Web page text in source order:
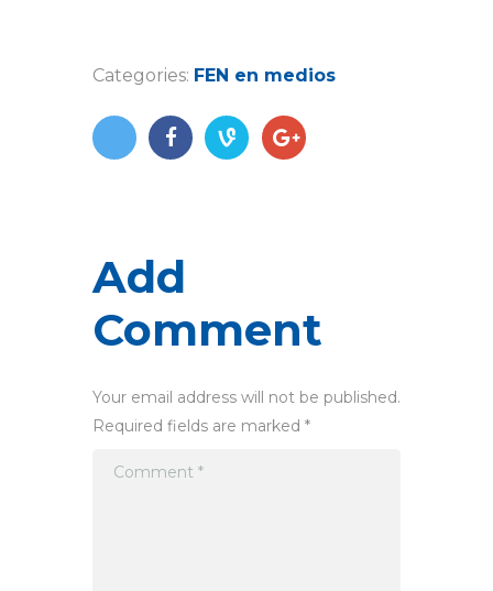
Categories: FEN en medios
Add
Comment
Your email address will not be published.
Required fields are marked *